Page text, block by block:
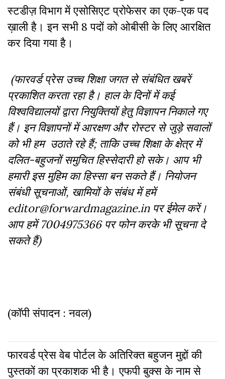
स्टडीज़ विभाग में एसोसिएट प्रोफेसर का एक-एक पद
ख़ाली है। इन सभी 8 पदों को ओबीसी के लिए आरक्षित
कर दिया गया है।
(फारवर्ड प्रेस उच्च शिक्षा जगत से संबंधित खबरें
प्रकाशित करता रहा है। हाल के दिनों में कई
विश्वविद्यालयों द्वारा नियुक्तियों हेतु विज्ञापन निकाले गए
हैं। इन विज्ञापनों में आरक्षण और रोस्टर से जुड़े सवालों
को भी हम उठाते रहे हैं; ताकि उच्च शिक्षा के क्षेत्र में
दलित-बहुजनों समुचित हिस्सेदारी हो सके। आप भी
हमारी इस मुहिम का हिस्सा बन सकते हैं। नियोजन
संबंधी सूचनाओं, खामियों के संबंध में हमें
editor@forwardmagazine.in पर ईमेल करें।
आप हमें 7004975366 पर फोन करके भी सूचना दे
सकते हैं)
(कॉपी संपादन : नवल)
फारवर्ड प्रेस वेब पोर्टल के अतिरिक्‍त बहुजन मुद्दों की
पुस्‍तकों का प्रकाशक भी है। एफपी बुक्‍स के नाम से